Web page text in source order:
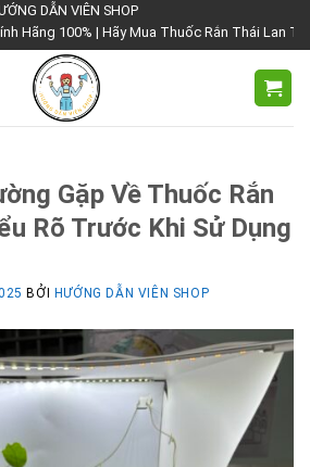
DẪN VIÊN SHOP
100% | Hãy Mua Thuốc Rắn Thái Lan Tại Hướng
Gặp Về Thuốc Rắn
Rõ Trước Khi Sử Dụng
BỞI HƯỚNG DẪN VIÊN SHOP